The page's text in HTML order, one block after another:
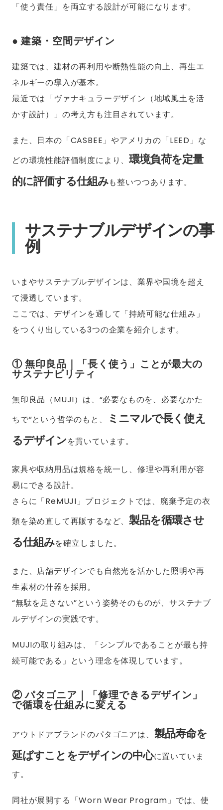
「使う責任」を両立する設計が可能になります。
● 建築・空間デザイン
建築では、建材の再利用や断熱性能の向上、再生エ
ネルギーの導入が基本。
最近では「ヴァナキュラーデザイン（地域風土を活
かす設計）」の考え方も注目されています。
また、日本の「CASBEE」やアメリカの「LEED」な
どの環境性能評価制度により、環境負荷を定量
的に評価する仕組みも整いつつあります。
サステナブルデザインの事
例
いまやサステナブルデザインは、業界や国境を超え
て浸透しています。
ここでは、デザインを通して「持続可能な仕組み」
をつくり出している3つの企業を紹介します。
① 無印良品｜「長く使う」ことが最大の
サステナビリティ
無印良品（MUJI）は、“必要なものを、必要なかた
ちで”という哲学のもと、
ミニマルで長く使え
るデザインを貫いています。
家具や収納用品は規格を統一し、修理や再利用が容
易にできる設計。
さらに「ReMUJI」プロジェクトでは、廃棄予定の衣
類を染め直して再販するなど、製品を循環させ
る仕組みを確立しました。
また、店舗デザインでも自然光を活かした照明や再
生素材の什器を採用。
“無駄を足さない”という姿勢そのものが、サステナブ
ルデザインの実践です。
MUJIの取り組みは、「シンプルであることが最も持
続可能である」という理念を体現しています。
② パタゴニア｜「修理できるデザイン」
で循環を仕組みに変える
アウトドアブランドのパタゴニアは、 製品寿命を
延ばすことをデザインの中心に置いていま
す。
同社が展開する「Worn Wear Program」では、使